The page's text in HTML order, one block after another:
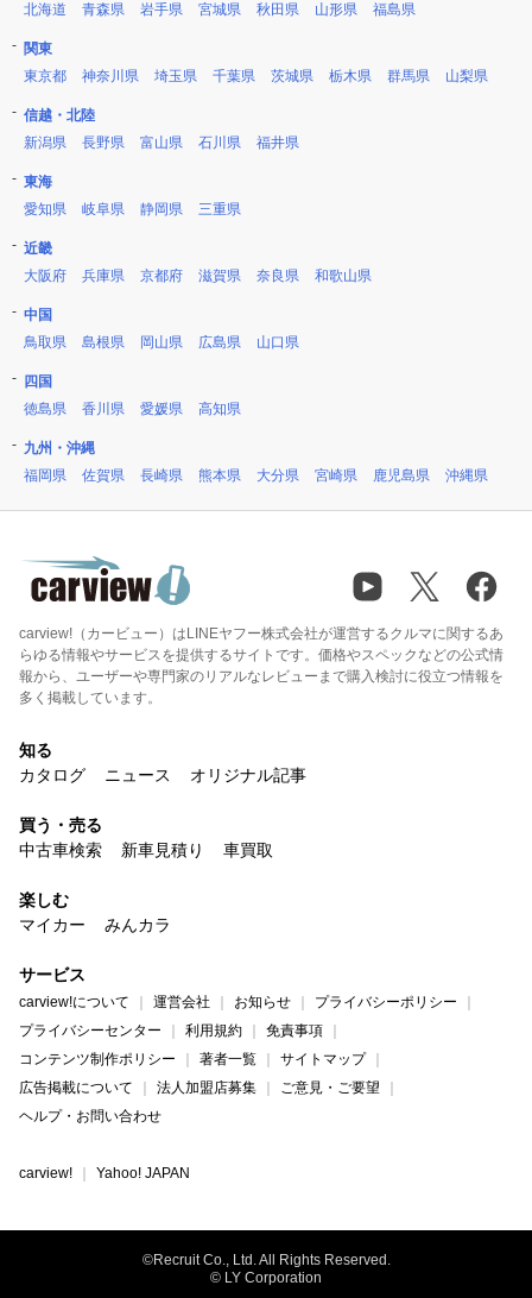
北海道
青森県 岩手県 宮城県 秋田県 山形県 福島県
関東
東京都
神奈川県 埼玉県 千葉県 茨城県 栃木県 群馬県 山梨県
信越・北陸
新潟県
長野県 富山県 石川県 福井県
東海
愛知県
岐阜県 静岡県 三重県
近畿
大阪府
兵庫県 京都府 滋賀県 奈良県 和歌山県
中国
鳥取県
島根県 岡山県 広島県 山口県
四国
徳島県
香川県 愛媛県 高知県
九州・沖縄
福岡県
佐賀県 長崎県 熊本県 大分県 宮崎県 鹿児島県 沖縄県
carview!（カービュー）はLINEヤフー株式会社が運営するクルマに関するあ
らゆる情報やサービスを提供するサイトです。価格やスペックなどの公式情
報から、ユーザーや専門家のリアルなレビューまで購入検討に役立つ情報を
多く掲載しています。
知る
カタログ
ニュース オリジナル記事
買う・売る
中古車検索
新車見積り 車買取
楽しむ
マイカー
みんカラ
サービス
carview!について 運営会社 お知らせ
プライバシーポリシー
プライバシーセンター
利用規約
免責事項
コンテンツ制作ポリシー
著者一覧
サイトマップ
広告掲載について
法人加盟店募集
ご意見・ご要望
ヘルプ・お問い合わせ
carview! Yahoo! JAPAN
©Recruit Co., Ltd. All Rights Reserved.
© LY Corporation